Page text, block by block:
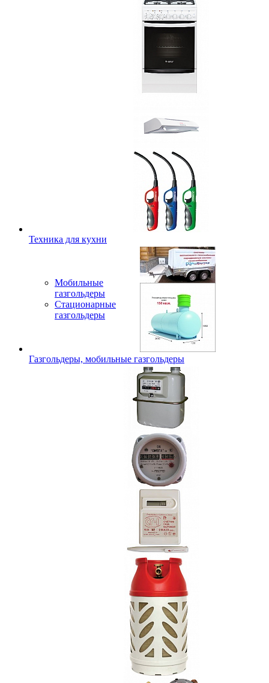
Техника для кухни
Мобильные
газгольдеры
Стационарные
газгольдеры
Газгольдеры, мобильные газгольдеры